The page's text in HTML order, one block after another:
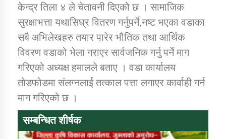
तातोपानी गाउँपालिका जुम्लाको सूचना
केन्द्र तिला ४ ले चेतावनी दिएको छ । सामाजिक
सुरक्षाभत्ता यथासिघ्र वितरण गर्नुपर्ने,नष्ट भएका वडाका
सबै अभिलेखहरु तयार पारेर भौतिक तथा आर्थिक
विवरण वडाको भेला गराएर सार्वजनिक गर्नु पर्ने माग
गरिएको अध्यक्ष हमालले बताए । वडा कार्यालय
तोडफोडमा संलग्नलाई तत्काल पत्ता लगाएर कार्वाही गर्न
माग गरिएको छ ।
सम्बन्धित शीर्षक